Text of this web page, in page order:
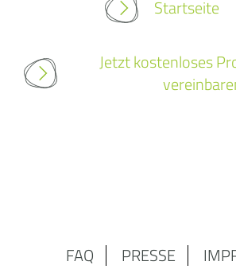
Startseite
Jetzt kostenloses
FAQ PRESSE